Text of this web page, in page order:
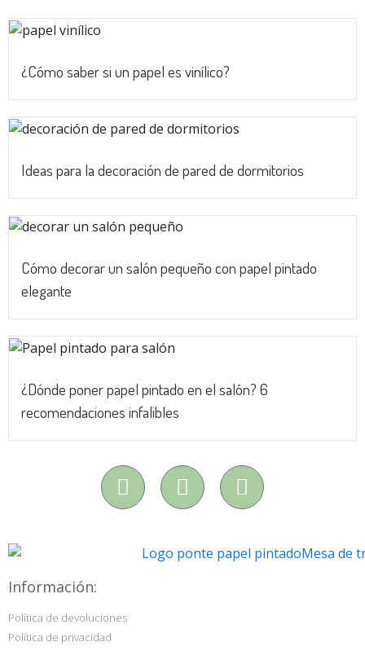
¿Cómo saber si un papel es vinílico?
Ideas para la decoración de pared de dormitorios
Cómo decorar un salón pequeño con papel pintado
elegante
¿Dónde poner papel pintado en el salón? 6
recomendaciones infalibles
Información:
Política de devoluciones
Política de privacidad